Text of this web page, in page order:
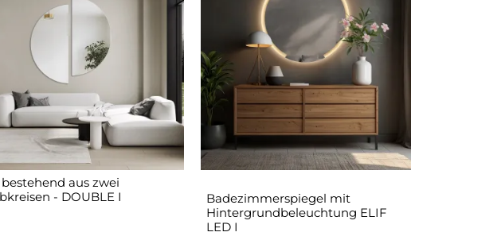
bestehend aus zwei
- DOUBLE I
Badezimmerspiegel mit
Hintergrundbeleuchtung ELIF
LED I